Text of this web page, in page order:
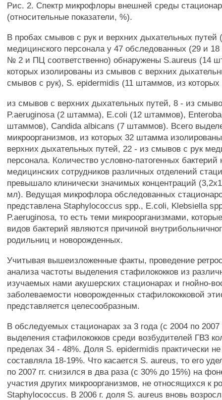
Рис. 2. Спектр микрофлоры внешней среды
(относительные показатели, %).
В пробах смывов с рук и верхних дыхательных
медицинского персонала у 47 обследованных (29 и
№ 2 и ПЦ соответственно) обнаружены S.aureus (14
которых изолированы из смывов с верхних
смывов с рук), S. epidermidis (11 штаммов, из
из смывов с верхних дыхательных путей, 8 - из
P.aeruginosa (2 штамма), E.coli (12 штаммов),
штаммов), Candida albicans (7 штаммов). Всего
микроорганизмов, из которых 32 штамма
верхних дыхательных путей, 22 - из смывов с рук
персонала. Количество условно-патогенных бактерий
медицинских сотрудников различных отделений
превышало клинически значимых концентраций
мл). Ведущая микрофлора обследованных
представлена Staphylococcus spp., E.coli, Klebsiella
P.aeruginosa, то есть теми микроорганизмами,
видов бактерий являются причиной
родильниц и новорожденных.
Учитывая вышеизложенные факты, проведение
анализа частоты выделения стафилококков из
изучаемых нами акушерских стационарах и гнойно-
заболеваемости новорожденных стафилококковой
представляется целесообразным.
В обследуемых стационарах за 3 года (с 2004 по 2007
выделения стафилококков среди возбудителей ГВЗ
пределах 34 - 48%. Доля S. epidermidis практически
составляла 18-19%. Что касается S. aureus, то его
по 2007 гг. снизился в два раза (с 30% до 15%) на
участия других микроорганизмов, не относящихся к
Staphylococcus. В 2006 г. доля S. aureus вновь